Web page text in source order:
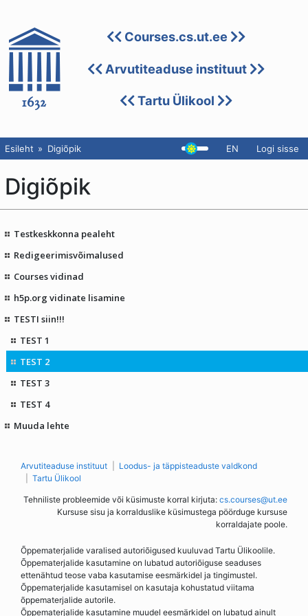
Courses.cs.ut.ee
Arvutiteaduse instituut
Tartu Ülikool
Esileht Digiõpik EN Logi sisse
Digiõpik
Testkeskkonna pealeht
Redigeerimisvõimalused
Courses vidinad
h5p.org vidinate lisamine
TESTI siin!!!
TEST 1
TEST 2
TEST 3
TEST 4
Muuda lehte
Arvutiteaduse instituut
Loodus- ja täppisteaduste valdkond
Tartu Ülikool
Tehniliste probleemide või küsimuste korral kirjuta: cs.courses@ut.ee
Kursuse sisu ja korralduslike küsimustega pöörduge kursuse
korraldajate poole.
Õppematerjalide varalised autoriõigused kuuluvad Tartu Ülikoolile.
Õppematerjalide kasutamine on lubatud autoriõiguse seaduses
ettenähtud teose vaba kasutamise eesmärkidel ja tingimustel.
Õppematerjalide kasutamisel on kasutaja kohustatud viitama
õppematerjalide autorile.
Õppematerjalide kasutamine muudel eesmärkidel on lubatud ainult